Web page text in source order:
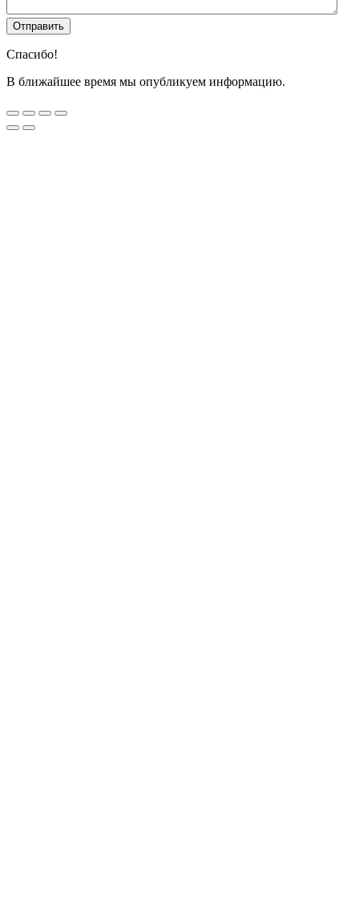
Спасибо!
В ближайшее время мы опубликуем информацию.